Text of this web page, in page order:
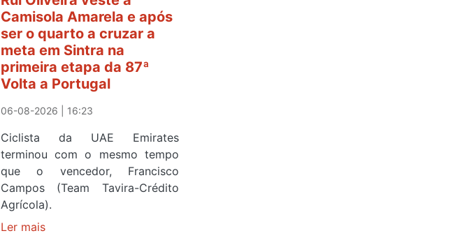
Camisola Amarela e após
ser o quarto a cruzar a
meta em Sintra na
primeira etapa da 87ª
Volta a Portugal
06-08-2026 | 16:23
Ciclista da UAE Emirates
terminou com o mesmo tempo
que o vencedor, Francisco
Campos (Team Tavira-Crédito
Agrícola).
Ler maissobre